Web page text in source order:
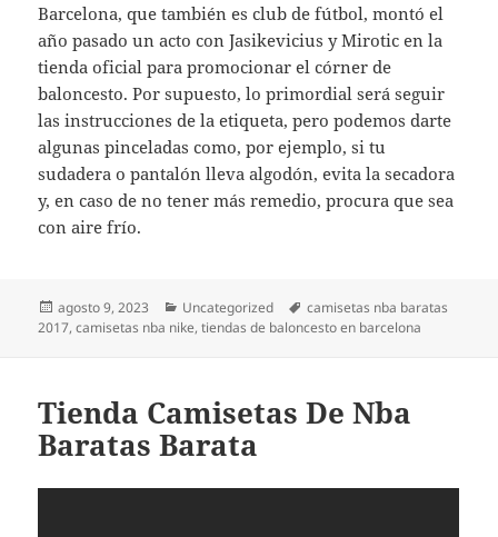
Barcelona, que también es club de fútbol, montó el
año pasado un acto con Jasikevicius y Mirotic en la
tienda oficial para promocionar el córner de
baloncesto. Por supuesto, lo primordial será seguir
las instrucciones de la etiqueta, pero podemos darte
algunas pinceladas como, por ejemplo, si tu
sudadera o pantalón lleva algodón, evita la secadora
y, en caso de no tener más remedio, procura que sea
con aire frío.
Publicado
el
agosto 9, 2023 Categorías
Uncategorized Etiquetas
camisetas nba baratas
2017,camisetas nba nike,tiendas de baloncesto en barcelona
Tienda Camisetas De Nba
Baratas Barata